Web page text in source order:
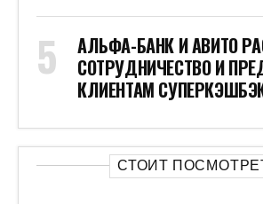
АЛЬФА-БАНК И АВИТО
СОТРУДНИЧЕСТВО И
КЛИЕНТАМ
СТОИТ